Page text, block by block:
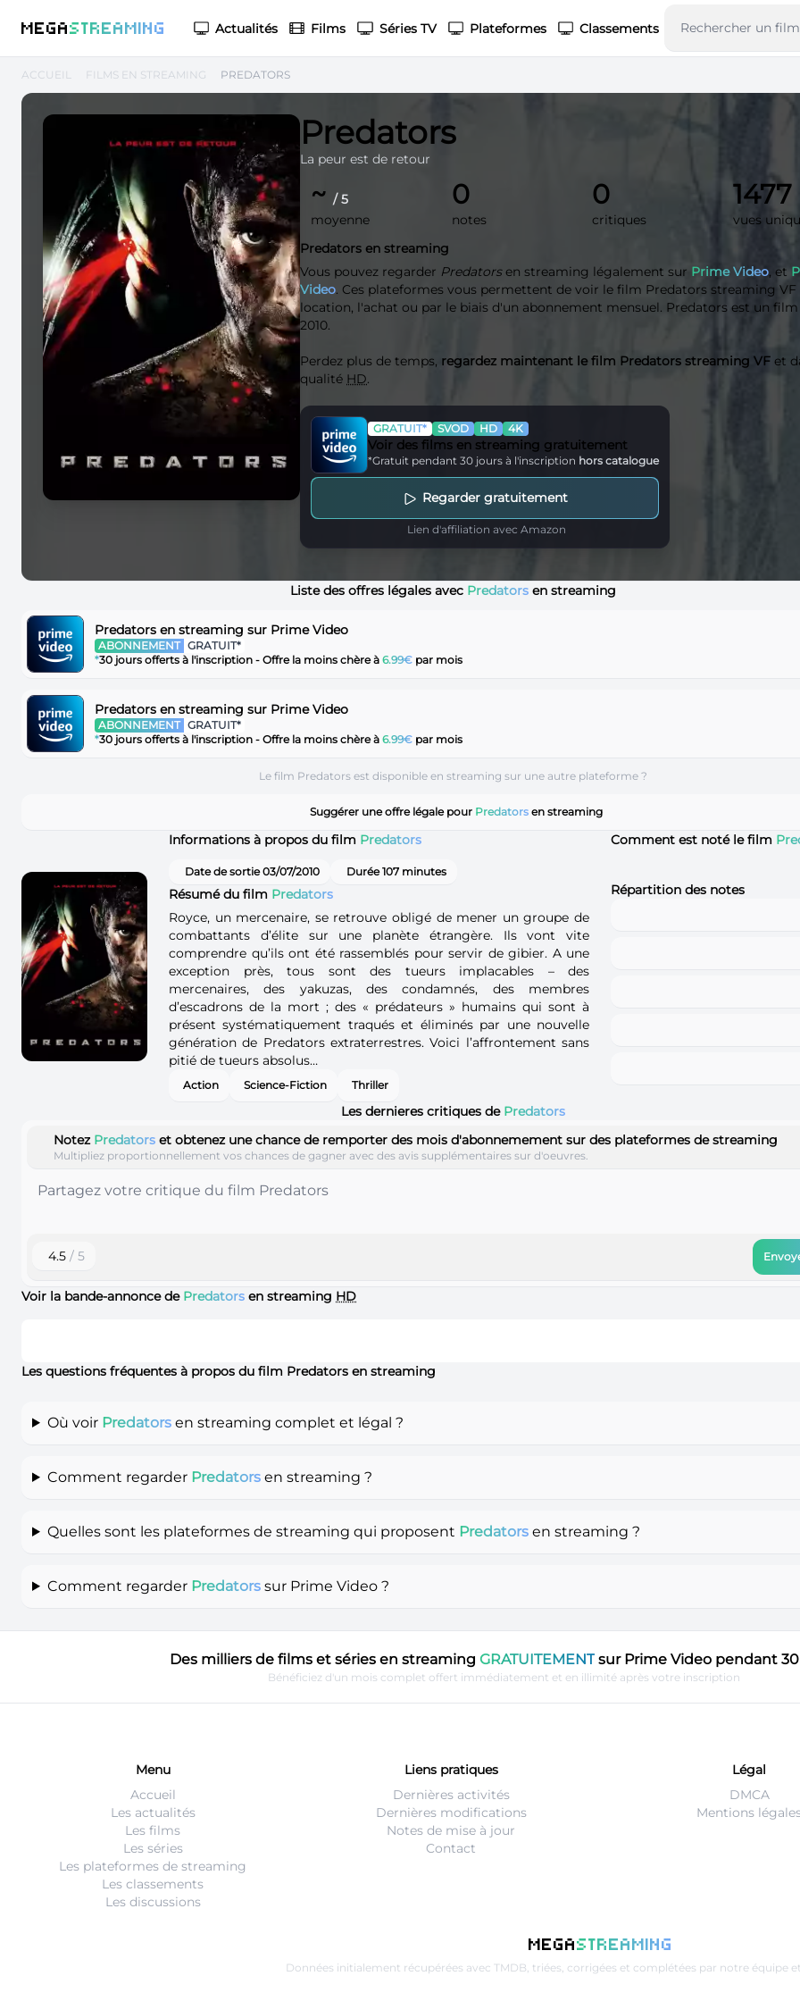
MEGASTREAMING Actualités Films Séries TV Plateformes Classements
ACCUEIL FILMS EN STREAMING PREDATORS
Predators
La peur est de retour
~ / 5
moyenne
0
notes
0
critiques
1477
vues
Predators en streaming
Vous pouvez regarder Predatorsen streaming légalement sur Prime Video, et
Video. Ces plateformes vous permettent de voir le film Predators streaming VF
location, l'achat ou par le biais d'un abonnement mensuel. Predators est un
2010.
Perdez plus de temps, regardez maintenant le film Predators streaming VF et
qualité HD.
GRATUIT* SVOD HD 4K
Voir des films en streaming gratuitement
*Gratuit pendant 30 jours à l'inscription hors catalogue
Regarder gratuitement
Lien d'affiliation avec Amazon
Liste des offres légales avec Predatorsen streaming
Predators en streaming sur Prime Video
ABONNEMENT GRATUIT*
*30 jours offerts à l'inscription - Offre la moins chère à 6.99€ par mois
Predators en streaming sur Prime Video
ABONNEMENT GRATUIT*
*30 jours offerts à l'inscription - Offre la moins chère à 6.99€ par mois
Le film Predators est disponible en streaming sur une autre plateforme ?
Suggérer une offre légale pour Predators en streaming
Informations à propos du film Predators
Date de sortie 03/07/2010 Durée 107 minutes
Résumé du film Predators
Royce, un mercenaire, se retrouve obligé de mener un groupe de
combattants d’élite sur une planète étrangère. Ils vont vite
comprendre qu’ils ont été rassemblés pour servir de gibier. A une
exception près, tous sont des tueurs implacables – des
mercenaires, des yakuzas, des condamnés, des membres
d’escadrons de la mort ; des « prédateurs » humains qui sont à
présent systématiquement traqués et éliminés par une nouvelle
génération de Predators extraterrestres. Voici l’affrontement sans
pitié de tueurs absolus…
Action Science-Fiction Thriller
Comment est noté le film
Répartition des notes
Les dernieres critiques de Predators
Notez Predators et obtenez une chance de remporter des mois d'abonnemement sur des plateformes de streaming
Multipliez proportionnellement vos chances de gagner avec des avis supplémentaires sur d'oeuvres.
4.5 / 5
Voir la bande-annonce de Predators en streaming HD
Les questions fréquentes à propos du film Predators en streaming
Où voir Predatorsen streaming complet et légal ?
Comment regarder Predatorsen streaming ?
Quelles sont les plateformes de streaming qui proposent Predatorsen streaming ?
Comment regarder Predatorssur Prime Video ?
Des milliers de films et séries en streamingGRATUITEMENT sur Prime Video pendant
Bénéficiez d'un mois complet offert immédiatement et en illimité après votre inscription
Menu
Accueil
Les actualités
Les films
Les séries
Les plateformes de streaming
Les classements
Les discussions
Liens pratiques
Dernières activités
Dernières modifications
Notes de mise à jour
Contact
Légal
DMCA
Mentions
MEGASTREAMING
Données initialement récupérées avec TMDB , triées, corrigées et complétées par notre équipe